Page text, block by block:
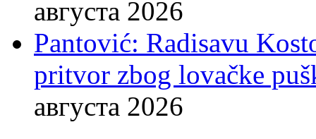
августа 2026
Pantović: Radisavu
pritvor zbog lovačke
августа 2026